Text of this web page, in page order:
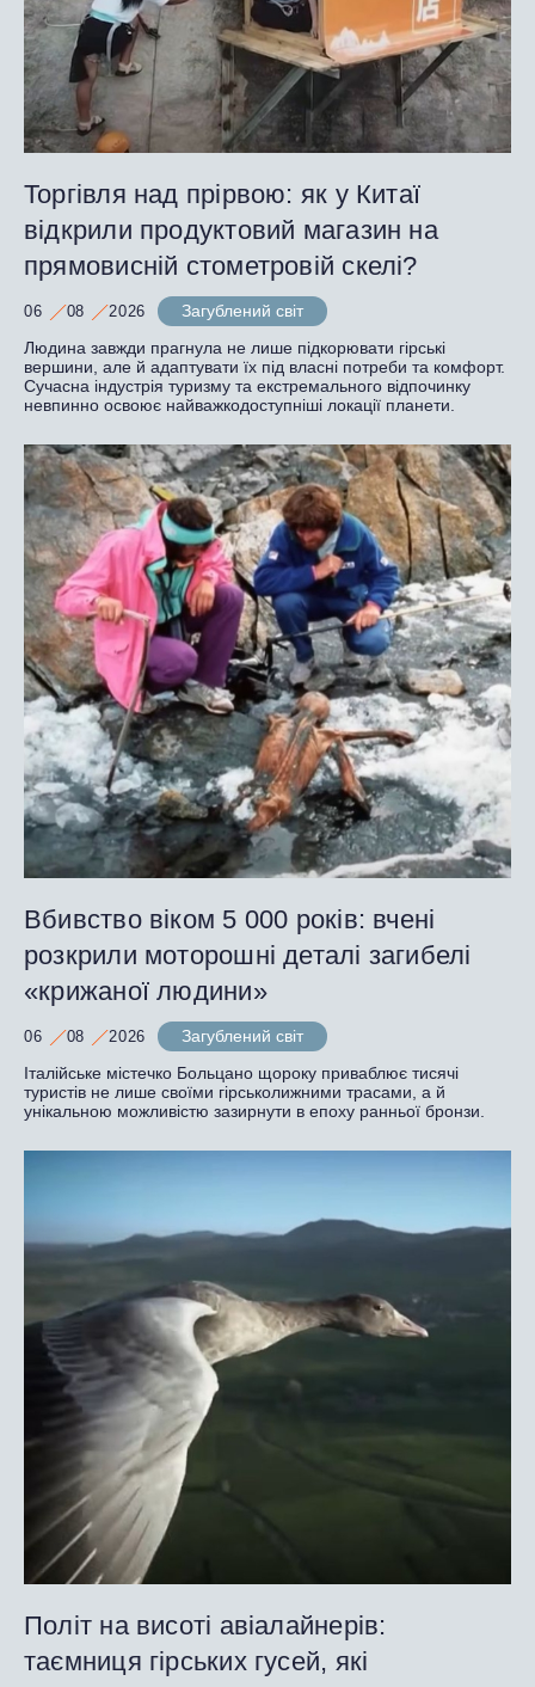
Торгівля над прірвою: як у Китаї
відкрили продуктовий магазин на
прямовисній стометровій скелі?
06 08 2026
Загублений світ
Людина завжди прагнула не лише підкорювати гірські
вершини, але й адаптувати їх під власні потреби та комфорт.
Сучасна індустрія туризму та екстремального відпочинку
невпинно освоює найважкодоступніші локації планети.
Вбивство віком 5 000 років: вчені
розкрили моторошні деталі загибелі
«крижаної людини»
06 08 2026
Загублений світ
Італійське містечко Больцано щороку приваблює тисячі
туристів не лише своїми гірськолижними трасами, а й
унікальною можливістю зазирнути в епоху ранньої бронзи.
Політ на висоті авіалайнерів:
таємниця гірських гусей, які